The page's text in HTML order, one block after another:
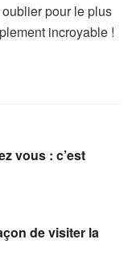
pour le plus
incroyable !
vous : c’est
de visiter la